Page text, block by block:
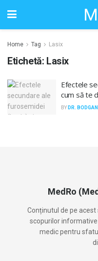
Home Tag Lasix
Etichetă: Lasix
Efectele
cum să te
BY DR.
MedRo
Conținutul de pe
scopurilor
medic pentru